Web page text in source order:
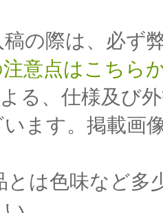
の際は、必ず
注意点はこちら
る、仕様及び
ます。掲載画
は色味など多